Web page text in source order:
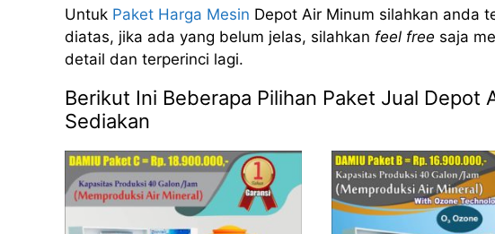
Untuk Paket Harga Mesin Depot Air Minum silahkan anda
diatas, jika ada yang belum jelas, silahkan feel free saja
detail dan terperinci lagi.
Berikut Ini Beberapa Pilihan Paket Jual Depot
Sediakan